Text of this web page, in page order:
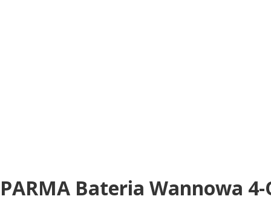
PARMA Bateria Wannowa